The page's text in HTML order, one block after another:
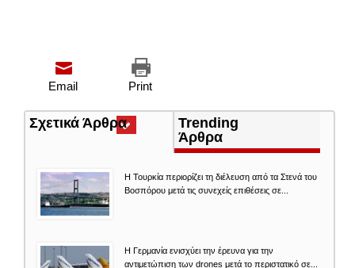
Print
Email
Σχετικά Άρθρα(ενεργή
καρτέλα)
Trending
Άρθρα
Η Τουρκία περιορίζει τη διέλευση από τα Στενά του
Βοσπόρου μετά τις συνεχείς επιθέσεις σε...
Η Γερμανία ενισχύει την έρευνα για την
αντιμετώπιση των drones μετά το περιστατικό σε...